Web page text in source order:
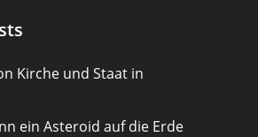
Kirche und Staat in
ein Asteroid auf die Erde